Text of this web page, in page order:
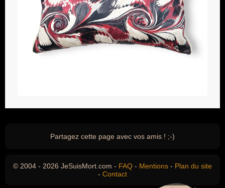
Partagez cette page avec vos amis ! ;-)
© 2004 - 2026 JeSuisMort.com - FAQ - Mentions - Plan du site
- Contact